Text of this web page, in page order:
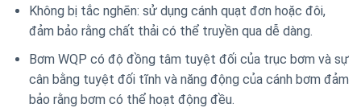
Không bị tắc nghẽn: sử dụng cánh quạt đơn hoặc đôi,
đảm bảo rằng chất thải có thể truyền qua dễ dàng.
Bơm WQP có độ đồng tâm tuyệt đối của trục bơm và sự
cân bằng tuyệt đối tĩnh và năng động của cánh bơm đảm
bảo rằng bơm có thể hoạt động đều.